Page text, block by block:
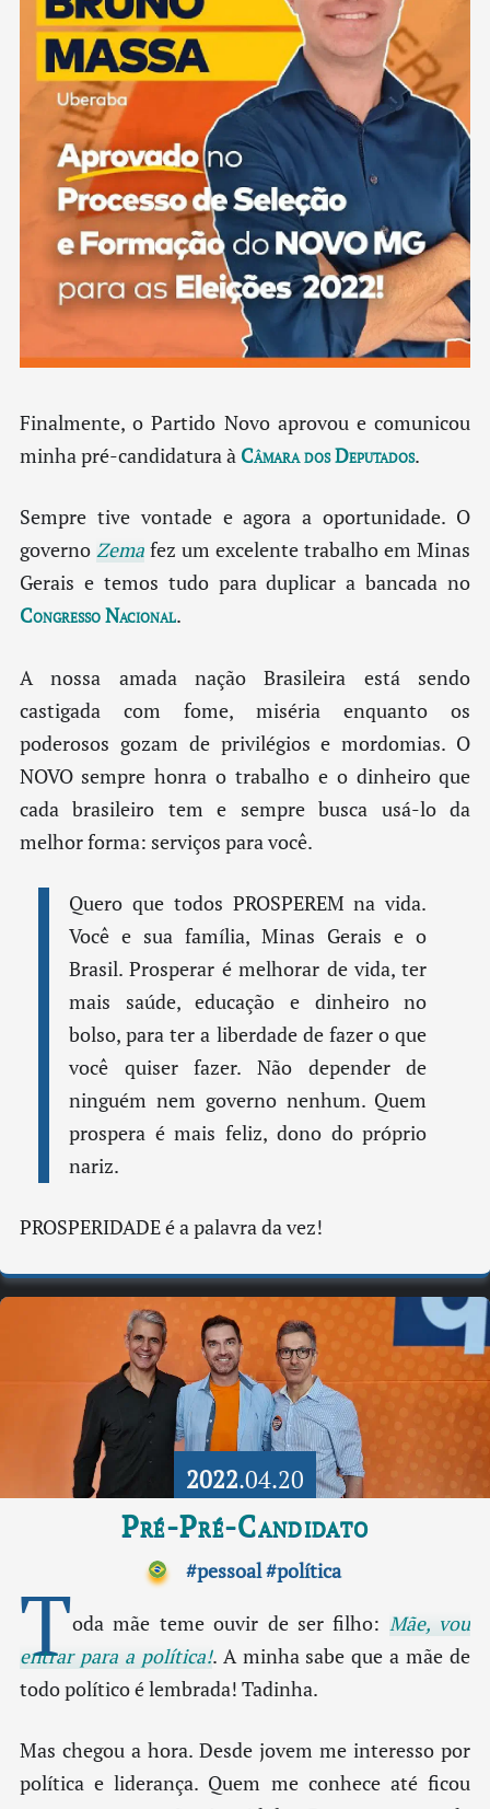
Finalmente, o Partido Novo aprovou e comunicou
minha pré-candidatura à Câmara dos Deputados.
Sempre tive vontade e agora a oportunidade. O
governo Zemafez um excelente trabalho em Minas
Gerais e temos tudo para duplicar a bancada no
Congresso Nacional.
A nossa amada nação Brasileira está sendo
castigada com fome, miséria enquanto os
poderosos gozam de privilégios e mordomias. O
NOVO sempre honra o trabalho e o dinheiro que
cada brasileiro tem e sempre busca usá-lo da
melhor forma: serviços para você.
Quero que todos PROSPEREM na vida.
Você e sua família, Minas Gerais e o
Brasil. Prosperar é melhorar de vida, ter
mais saúde, educação e dinheiro no
bolso, para ter a liberdade de fazer o que
você quiser fazer. Não depender de
ninguém nem governo nenhum. Quem
prospera é mais feliz, dono do próprio
nariz.
PROSPERIDADE é a palavra da vez!
2022.04.20
Pré-Pré-Candidato
#pessoal#política
Toda mãe teme ouvir de ser filho: Mãe, vou
entrar para a política!. A minha sabe que a mãe de
todo político é lembrada! Tadinha.
Mas chegou a hora. Desde jovem me interesso por
política e liderança. Quem me conhece até ficou